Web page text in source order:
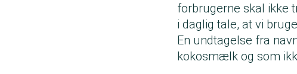
forbrugerne skal ikke
i daglig tale, at vi
En undtagelse fra
kokosmælk og som